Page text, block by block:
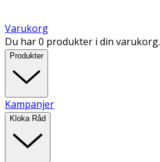
Varukorg
Du har 0 produkter i din varukorg.
Produkter
Kampanjer
Kloka Råd